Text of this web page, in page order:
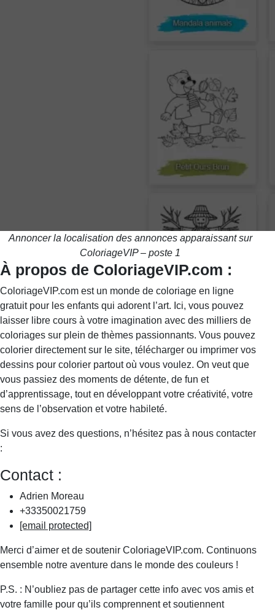
Annoncer la localisation des annonces apparaissant sur
ColoriageVIP – poste 1
À propos de ColoriageVIP.com :
ColoriageVIP.com est un monde de coloriage en ligne
gratuit pour les enfants qui adorent l’art. Ici, vous pouvez
laisser libre cours à votre imagination avec des milliers de
coloriages sur plein de thèmes passionnants. Vous pouvez
colorier directement sur le site, télécharger ou imprimer vos
dessins pour colorier partout où vous voulez. On veut que
vous passiez des moments de détente, de fun et
d’apprentissage, tout en développant votre créativité, votre
sens de l’observation et votre habileté.
Si vous avez des questions, n’hésitez pas à nous contacter
:
Contact :
Adrien Moreau
+33350021759
[email protected]
Merci d’aimer et de soutenir ColoriageVIP.com. Continuons
ensemble notre aventure dans le monde des couleurs !
P.S. : N’oubliez pas de partager cette info avec vos amis et
votre famille pour qu’ils comprennent et soutiennent